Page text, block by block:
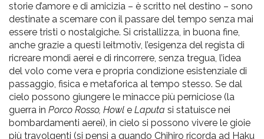
storie d’amore e di amicizia – è scritto nel destino – sono
destinate a scemare con il passare del tempo senza mai
essere tristi o nostalgiche. Si cristallizza, in buona fine,
anche grazie a questi leitmotiv, l’esigenza del regista di
ricreare mondi aerei e di rincorrere, senza tregua, l’idea
del volo come vera e propria condizione esistenziale di
passaggio, fisica e metaforica al tempo stesso. Se dal
cielo possono giungere le minacce più perniciose (la
guerra in Porco Rosso, Howl e Laputa si statuisce nei
bombardamenti aerei), in cielo si possono vivere le gioie
più travolgenti (si pensi a quando Chihiro ricorda ad Haku